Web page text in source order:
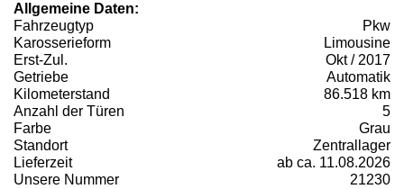
Allgemeine Daten:
Fahrzeugtyp
Pkw
Karosserieform
Limousine
Erst-Zul.
Okt / 2017
Getriebe
Automatik
Kilometerstand
86.518 km
Anzahl der Türen
5
Farbe
Grau
Standort
Zentrallager
Lieferzeit
ab ca. 11.08.2026
Unsere Nummer
21230